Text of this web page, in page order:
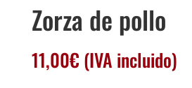
Zorza de pollo
11,00€ (IVA incluido)